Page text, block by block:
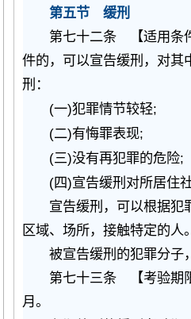
第五节 缓刑
第七十二条 【适用条件
件的，可以宣告缓刑，对其
刑：
(一)犯罪情节较轻;
(二)有悔罪表现;
(三)没有再犯罪的危险;
(四)宣告缓刑对所居住
宣告缓刑，可以根据犯罪
区域、场所，接触特定的人
被宣告缓刑的犯罪分子
第七十三条 【考验期限
月。